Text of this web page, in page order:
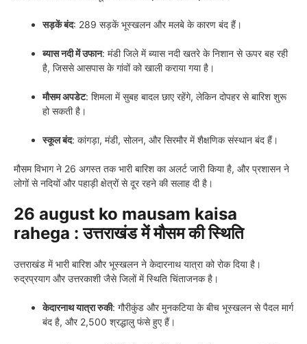
सड़कें बंद: 289 सड़कें भूस्खलन और मलबे के कारण बंद हैं।
ब्यास नदी में उफान: मंडी जिले में ब्यास नदी खतरे के निशान से ऊपर बह रही
है, जिससे आसपास के गांवों को खाली कराया गया है।
मौसम अपडेट: शिमला में सुबह बादल छाए रहेंगे, लेकिन दोपहर से बारिश शुरू
हो सकती है।
स्कूल बंद: कांगड़ा, मंडी, सोलन, और सिरमौर में शैक्षणिक संस्थान बंद हैं।
मौसम विभाग ने 26 अगस्त तक भारी बारिश का अलर्ट जारी किया है, और प्रशासन ने
लोगों से नदियों और पहाड़ी क्षेत्रों से दूर रहने की सलाह दी है।
26 august ko mausam kaisa
rahega : उत्तराखंड में मौसम की स्थिति
उत्तराखंड में भारी बारिश और भूस्खलन ने केदारनाथ यात्रा को रोक दिया है।
रुद्रप्रयाग और उत्तरकाशी जैसे जिलों में स्थिति चिंताजनक है।
केदारनाथ यात्रा रुकी: गौरीकुंड और मुनकटिया के बीच भूस्खलन से पैदल मार्ग
बंद है, और 2,500 श्रद्धालु फंसे हुए हैं।